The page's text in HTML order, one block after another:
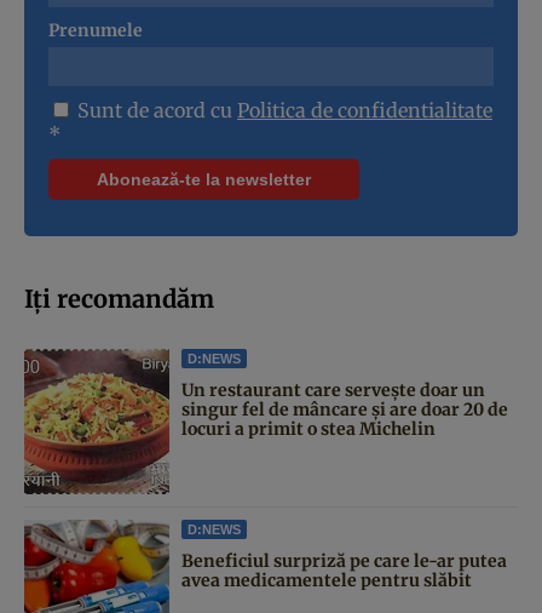
Prenumele
Sunt de acord cu Politica de confidentialitate
*
Iți recomandăm
D:NEWS
Un restaurant care servește doar un
singur fel de mâncare și are doar 20 de
locuri a primit o stea Michelin
D:NEWS
Beneficiul surpriză pe care le-ar putea
avea medicamentele pentru slăbit